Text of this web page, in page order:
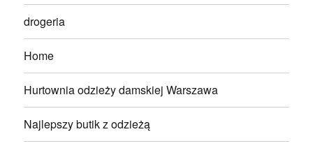
drogeria
Home
Hurtownia odzieży damskiej Warszawa
Najlepszy butik z odzieżą